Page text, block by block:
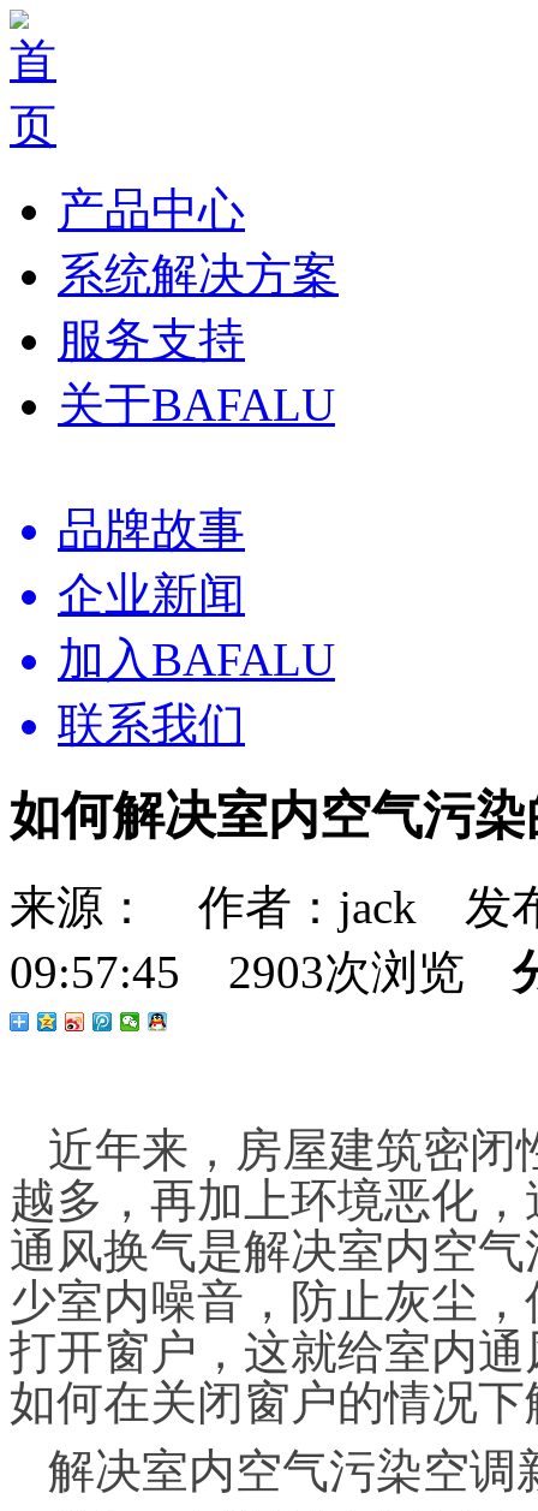
产品中心
系统解决方案
服务支持
关于BAFALU
品牌故事
企业新闻
加入BAFALU
联系我们
如何解决室内空气污
来源： 作者：jack 发
09:57:45 2903次浏览
近年来，房屋建筑密闭
越多，再加上环境恶化
通风换气是解决室内空
少室内噪音，防止灰尘
打开窗户，这就给室内
如何在关闭窗户的情况
解决室内空气污染空调